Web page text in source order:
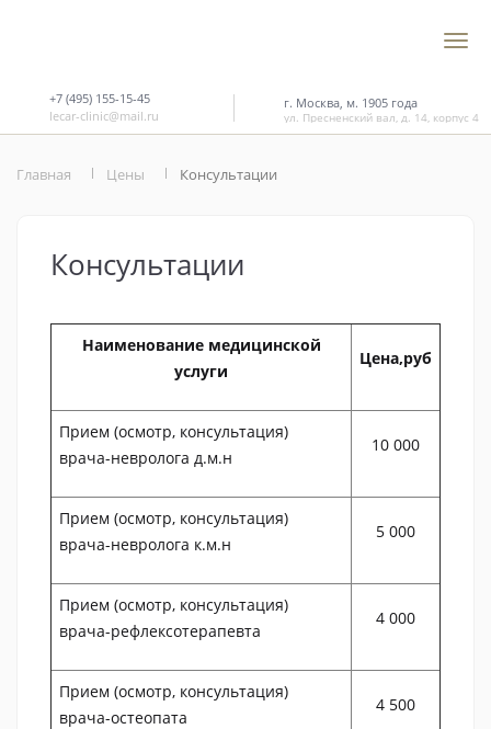
+7 (495) 155-15-45
lecar-clinic@mail.ru
г. Москва, м. 1905 года
ул. Пресненский вал, д. 14, корпус 4
Главная Цены Консультации
Консультации
Наименование медицинской
услуги
Цена,руб
Прием (осмотр, консультация)
врача-невролога д.м.н
10 000
Прием (осмотр, консультация)
врача-невролога к.м.н
5 000
Прием (осмотр, консультация)
врача-рефлексотерапевта
4 000
Прием (осмотр, консультация)
врача-остеопата
4 500